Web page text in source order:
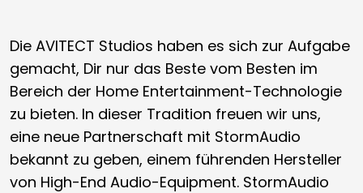
Die AVITECT Studios haben es sich zur Aufgabe
gemacht, Dir nur das Beste vom Besten im
Bereich der Home Entertainment-Technologie
zu bieten. In dieser Tradition freuen wir uns,
eine neue Partnerschaft mit StormAudio
bekannt zu geben, einem führenden Hersteller
von High-End Audio-Equipment. StormAudio